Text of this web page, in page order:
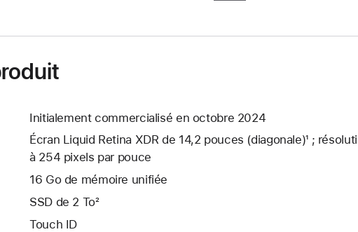
Initialement commercialisé en octobre 2024
Écran Liquid Retina XDR de 14,2 pouces (diagonale)¹ ;
à 254 pixels par pouce
16 Go de mémoire unifiée
SSD de 2 To²
Touch ID